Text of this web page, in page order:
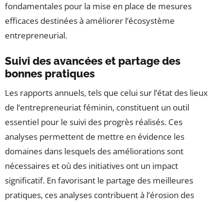
fondamentales pour la mise en place de mesures
efficaces destinées à améliorer l’écosystème
entrepreneurial.
Suivi des avancées et partage des
bonnes pratiques
Les rapports annuels, tels que celui sur l’état des lieux
de l’entrepreneuriat féminin, constituent un outil
essentiel pour le suivi des progrès réalisés. Ces
analyses permettent de mettre en évidence les
domaines dans lesquels des améliorations sont
nécessaires et où des initiatives ont un impact
significatif. En favorisant le partage des meilleures
pratiques, ces analyses contribuent à l’érosion des